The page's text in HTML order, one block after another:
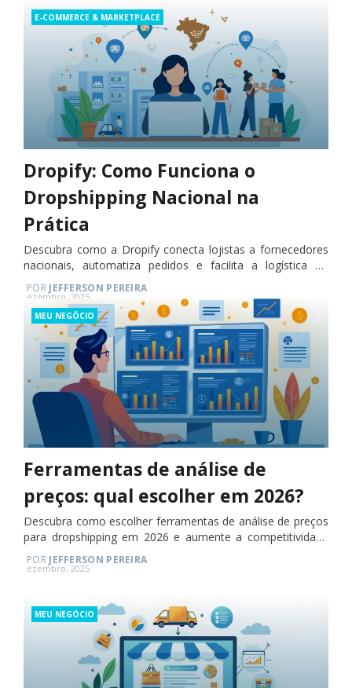
Categories
E-COMMERCE & MARKETPLACE
Dropify: Como Funciona o
Dropshipping Nacional na
Prática
Descubra como a Dropify conecta lojistas a fornecedores
nacionais, automatiza pedidos e facilita a logística no
dropshipping.
PORJEFFERSON PEREIRA
Posted
on
ezembro, 2025
Categories
MEU NEGÓCIO
Ferramentas de análise de
preços: qual escolher em 2026?
Descubra como escolher ferramentas de análise de preços
para dropshipping em 2026 e aumente a competitividade
do seu e-commerce.
PORJEFFERSON PEREIRA
Posted
ezembro, 2025
Categories
MEU NEGÓCIO